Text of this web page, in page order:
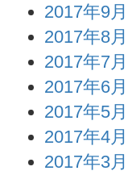
2017年9月
2017年8月
2017年7月
2017年6月
2017年5月
2017年4月
2017年3月